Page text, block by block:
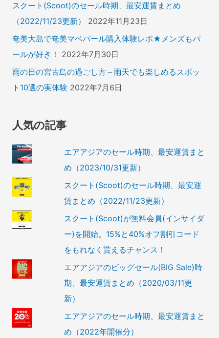
スクート(Scoot)のセール時期、最安運賃まとめ
（2022/11/23更新）
2022年11月23日
奄美大島で奄美マベパール購入体験レポ★メンズもパ
ールが好き！
2022年7月30日
雨の日の宮古島の過ごし方～雨天でも楽しめるスポッ
ト10選の実体験 2022年7月6日
人気の記事
エアアジアのセール時期、最安運賃まと
め（2023/10/31更新）
スクート(Scoot)のセール時期、最安運
賃まとめ（2022/11/23更新）
スクート(Scoot)が無料会員(インサイダ
ー)を開始。15%と40%オフ割引コード
をもれなく貰えるチャンス！
エアアジアのビッグセール(BIG Sale)時
期、最安運賃まとめ（2020/03/11更
新）
エアアジアのセール時期、最安運賃まと
め（2022年開催分）